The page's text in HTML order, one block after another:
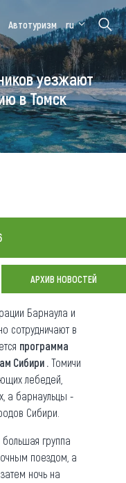
Алтайская
зимовка
Автотуризм ru
уезжают
в Томск
АРХИВ НОВОСТЕЙ
Барнаула и
сотрудничают в
программа
Сибири . Томичи
лебедей,
а барнаульцы -
Сибири.
группа
поездом, а
ночь на